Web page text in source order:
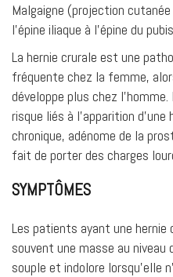
Malgaigne (projection
l’épine iliaque à l’épine du
La hernie crurale est une
fréquente chez la femme,
développe plus chez
risque liés à l’apparition
chronique, adénome de la
fait de porter des charges
SYMPTÔMES
Les patients ayant une
souvent une masse au niveau
souple et indolore lorsqu’elle